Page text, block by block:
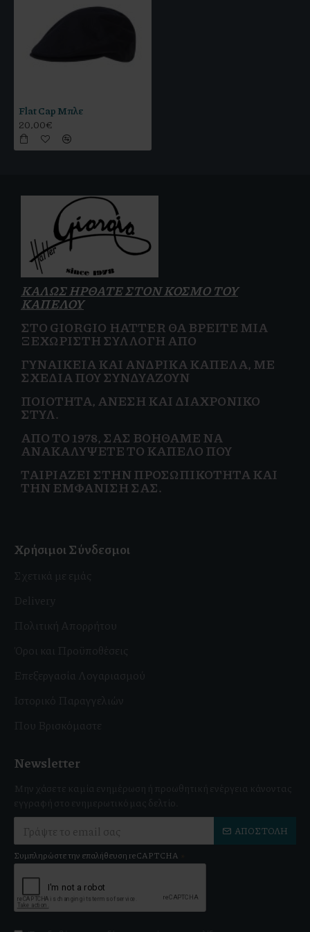
Flat Cap Μπλε
20,00€
ΚΑΛΩΣ ΗΡΘΑΤΕ ΣΤΟΝ ΚΟΣΜΟ ΤΟΥ
ΚΑΠΕΛΟΥ
ΣΤΟ GIORGIO HATTER ΘΑ ΒΡΕΊΤΕ ΜΙΑ
ΞΕΧΩΡΙΣΤΉ ΣΥΛΛΟΓΉ ΑΠΌ
ΓΥΝΑΙΚΕΊΑΚΑΙΑΝΔΡΙΚΆ ΚΑΠΈΛΑ, ΜΕ
ΣΧΈΔΙΑ ΠΟΥ ΣΥΝΔΥΆΖΟΥΝ
ΠΟΙΌΤΗΤΑ, ΆΝΕΣΗ ΚΑΙΔΙΑΧΡΟΝΙΚΌ
ΣΤΥΛ.
ΑΠΌ ΤΟ 1978, ΣΑΣ ΒΟΗΘΆΜΕ ΝΑ
ΑΝΑΚΑΛΎΨΕΤΕ ΤΟ ΚΑΠΈΛΟ ΠΟΥ
ΤΑΙΡΙΆΖΕΙ ΣΤΗΝΠΡΟΣΩΠΙΚΌΤΗΤΑ ΚΑΙ
ΤΗΝ ΕΜΦΆΝΙΣΗ ΣΑΣ.
Χρήσιμοι Σύνδεσμοι
Σχετικά με εμάς
Delivery
Πολιτική Απορρήτου
Όροι και Προϋποθέσεις
Επεξεργασία Λογαριασμού
Ιστορικό Παραγγελιών
Που Βρισκόμαστε
Newsletter
Μην χάσετε καμία ενημέρωση ή προωθητική ενέργεια κάνοντας
εγγραφή στο ενημερωτικό μας δελτίο.
ΑΠΟΣΤΟΛΉ
Συμπληρώστε την επαλήθευση reCAPTCHA